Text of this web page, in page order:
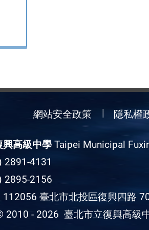
網站安全政策 隱私權
高級中學Taipei Municipal
2891-4131
2895-2156
112056 臺北市北投區復興四路
2010 - 2026 臺北市立復興高級